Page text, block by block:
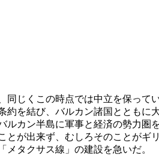
じくこの時点では中立を保って
を結び、バルカン諸国とともに
カン半島に軍事と経済の勢力圏
が出来ず、むしろそのことがギ
タクサス線」の建設を急いだ。